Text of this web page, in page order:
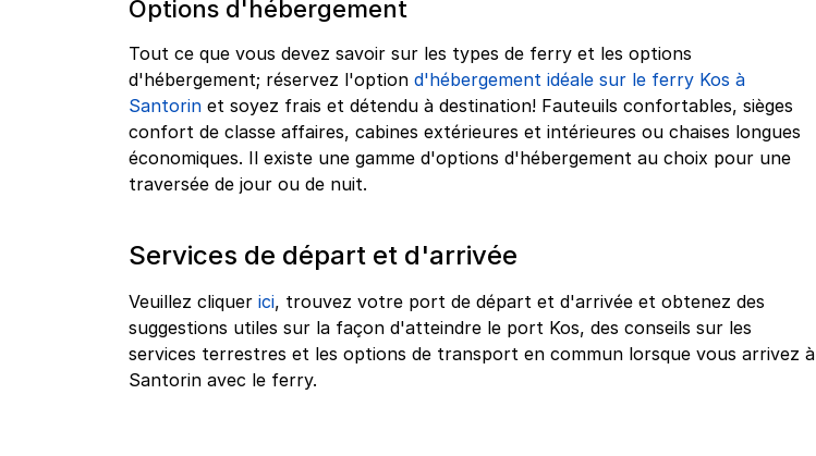
Options d'hébergement
Tout ce que vous devez savoir sur les types de ferry et les options
d'hébergement; réservez l'option d'hébergement idéale sur le ferry Kos à
Santorin et soyez frais et détendu à destination! Fauteuils confortables, sièges
confort de classe affaires, cabines extérieures et intérieures ou chaises longues
économiques. Il existe une gamme d'options d'hébergement au choix pour une
traversée de jour ou de nuit.
Services de départ et d'arrivée
Veuillez cliquer ici, trouvez votre port de départ et d'arrivée et obtenez des
suggestions utiles sur la façon d'atteindre le port Kos, des conseils sur les
services terrestres et les options de transport en commun lorsque vous arrivez à
Santorin avec le ferry.